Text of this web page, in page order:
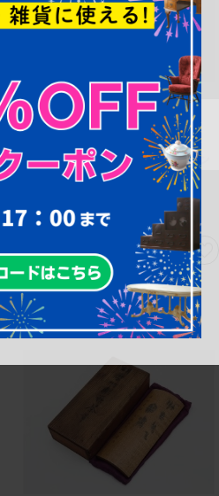
¥30,800 (税込)
商品番号 R-090225
中国 泰順舘造(泰順館) 錫製 シン
プルなつくりの茶入 (R-090225)
幅：53㎜
高さ：62㎜